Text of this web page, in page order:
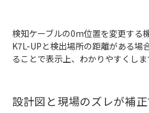
検知ケーブルの0m位置を変更する
K7L-UPと検出場所の距離がある場
ることで表示上、わかりやすくしま
設計図と現場のズレが補